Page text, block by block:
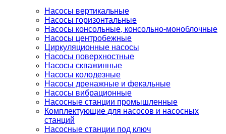
Насосы вертикальные
Насосы горизонтальные
Насосы консольные, консольно-моноблочные
Насосы центробежные
Циркуляционные насосы
Насосы поверхностные
Насосы скважинные
Насосы колодезные
Насосы дренажные и фекальные
Насосы вибрационные
Насосные станции промышленные
Комплектующие для насосов и насосных
станций
Насосные станции под ключ